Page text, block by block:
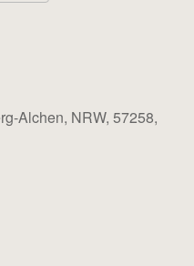
Alchen, NRW, 57258,